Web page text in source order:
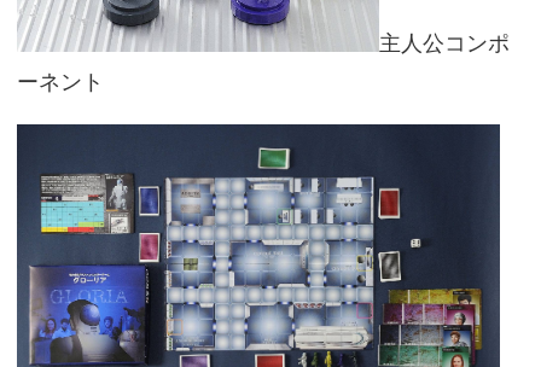
主人公コンポ
ーネント